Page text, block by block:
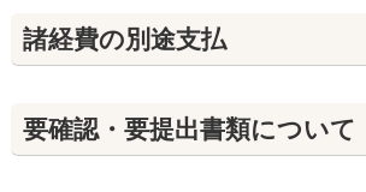
諸経費の別途支払
要確認・要提出書類について